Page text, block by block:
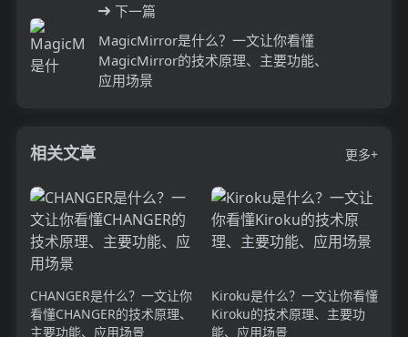
下一篇
MagicMirror是什么？一文让你看懂
MagicMirror的技术原理、主要功能、
应用场景
相关文章 更多+
CHANGER是什么？一文让你
看懂CHANGER的技术原理、
主要功能、应用场景
Kiroku是什么？一文让你看懂
Kiroku的技术原理、主要功
能、应用场景